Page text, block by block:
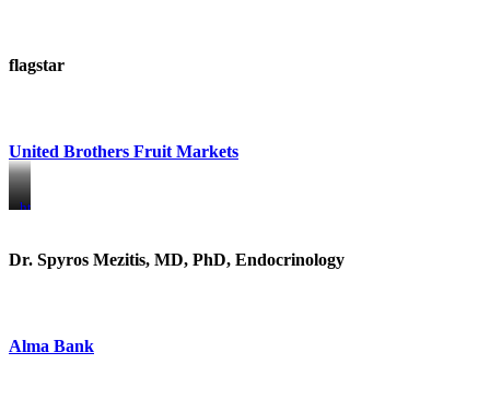
flagstar
United Brothers Fruit Markets
https://www.unitedbrothersfruitmarkets.com/
https://www.unitedbrothersfruitmarkets.com/
Dr. Spyros Mezitis, MD, PhD, Endocrinology
Alma Bank